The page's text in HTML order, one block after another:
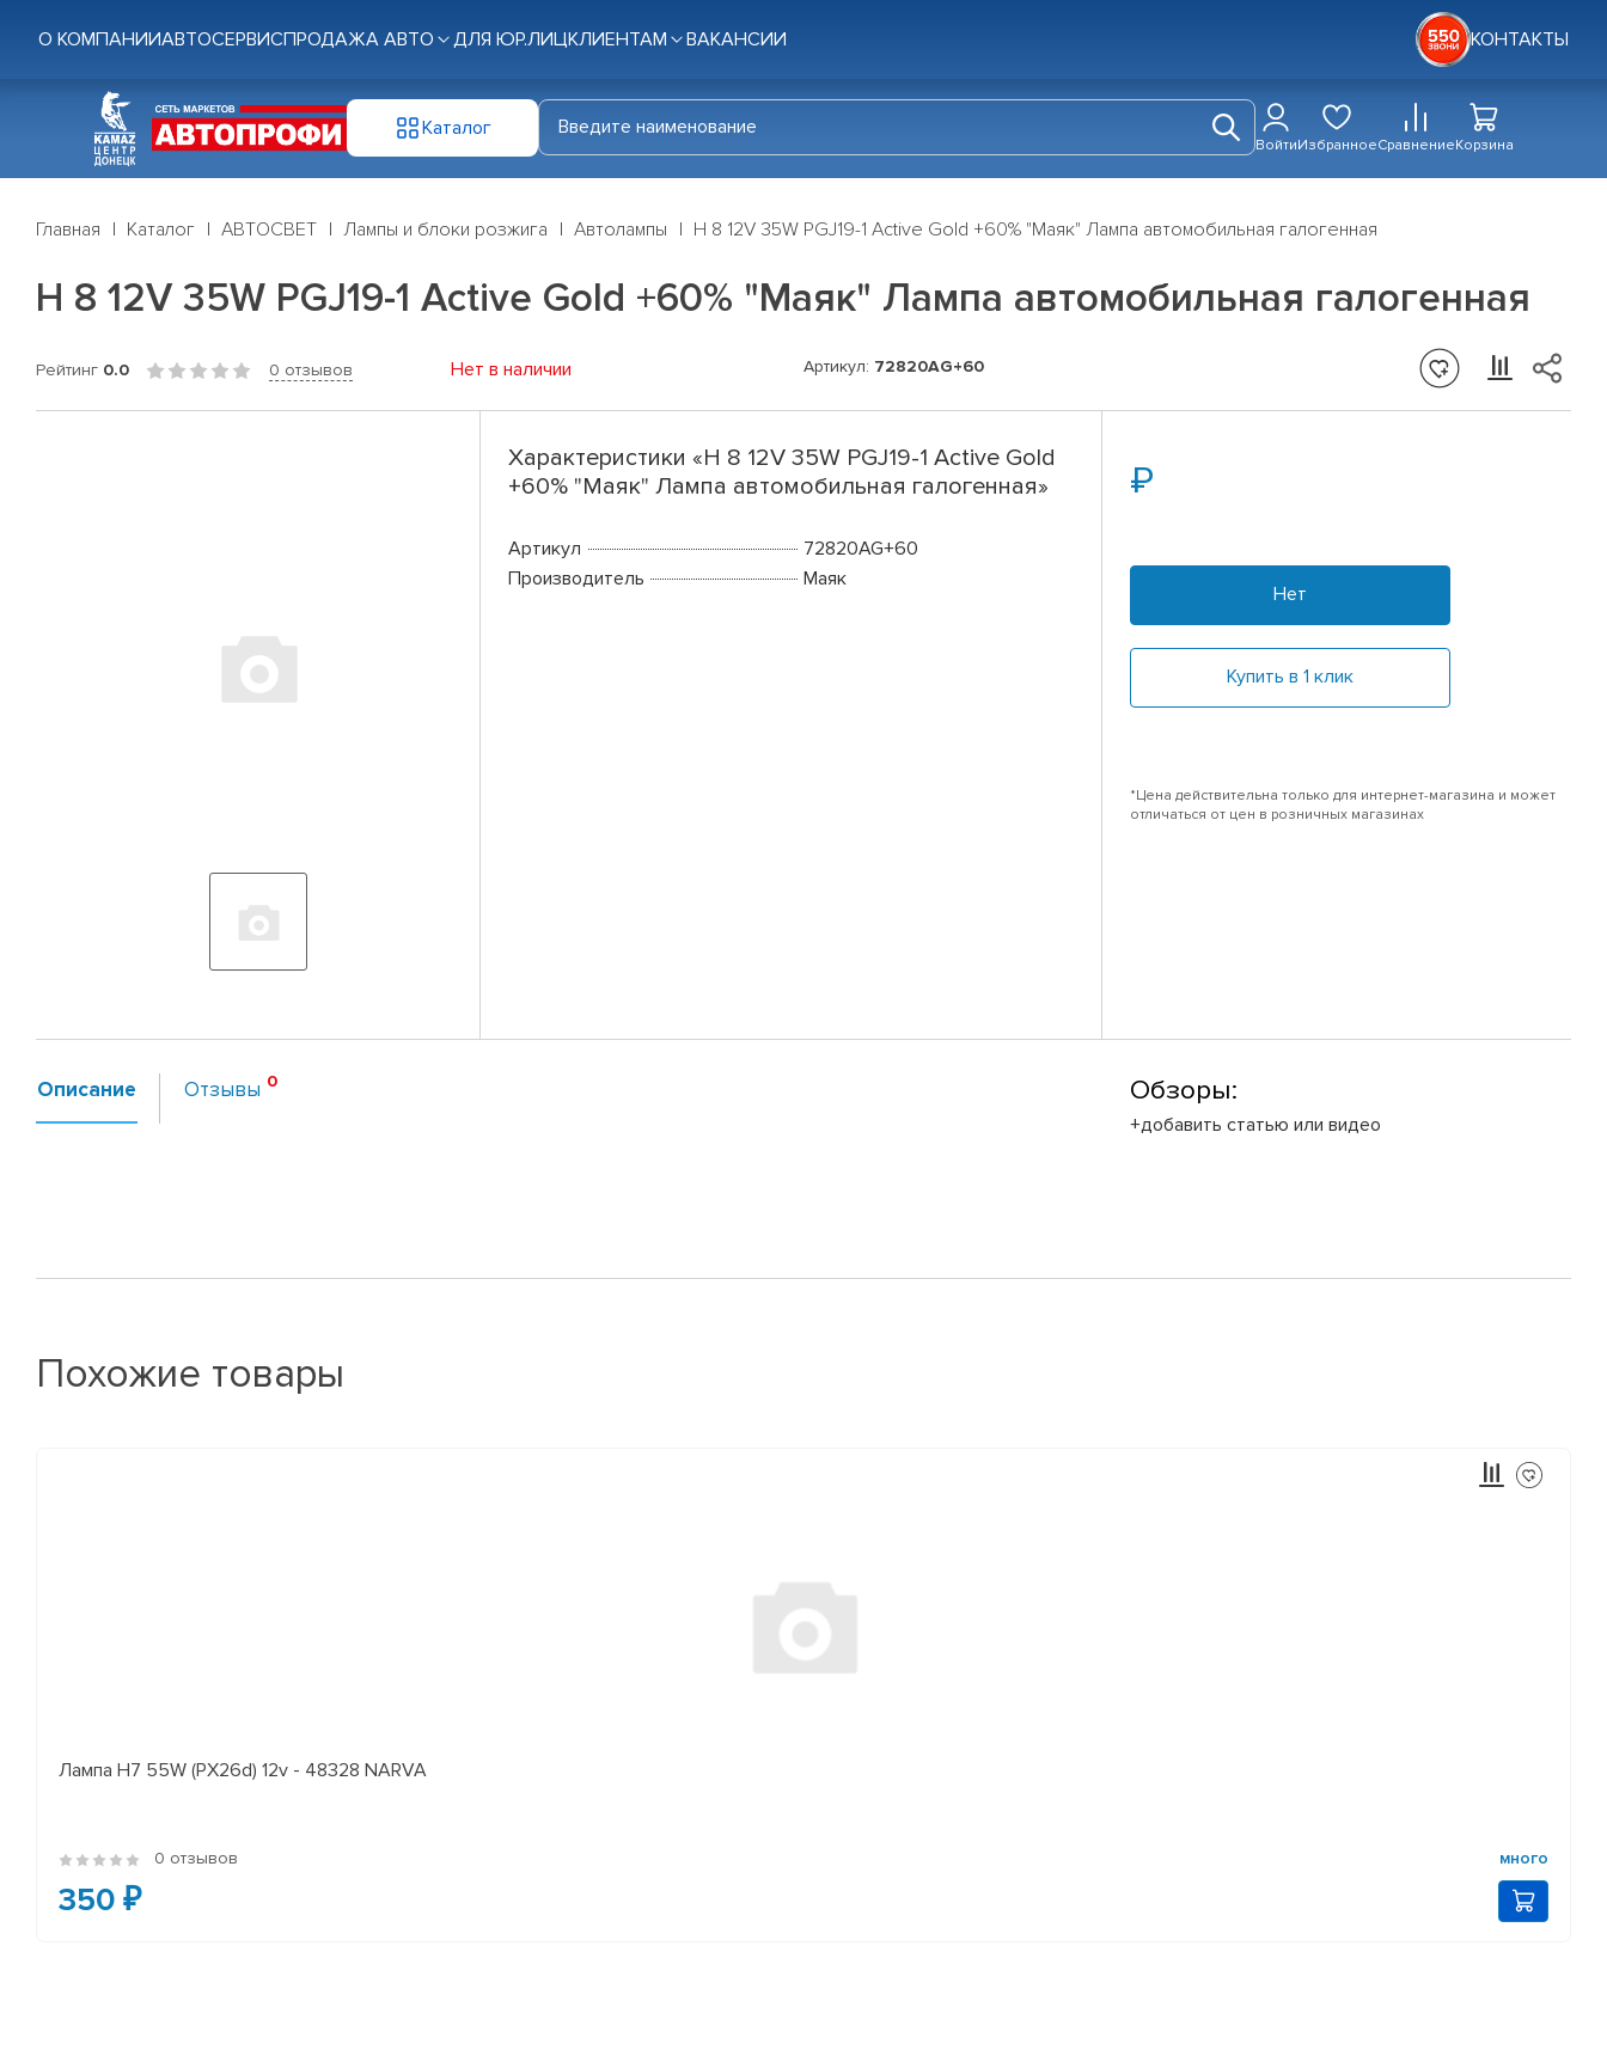
О КОМПАНИИАВТОСЕРВИСПРОДАЖА АВТО ДЛЯ ЮР.ЛИЦКЛИЕНТАМ ВАКАНСИИ КОНТАКТЫ
Каталог
ВойтиИзбранноеСравнениеКорзина
Главная Каталог АВТОСВЕТ Лампы и блоки розжига Автолампы Н 8 12V 35W PGJ19-1 Active Gold +60% "Маяк" Лампа автомобильная галогенная
Н 8 12V 35W PGJ19-1 Active Gold +60% "Маяк" Лампа автомобильная галогенная
Рейтинг 0.0 0 отзывов Нет в наличии Артикул: 72820AG+60
Характеристики «Н 8 12V 35W PGJ19-1 Active Gold
+60% "Маяк" Лампа автомобильная галогенная»
Артикул
72820AG+60
Производитель
Маяк
Нет
Купить в 1 клик
*Цена действительна только для интернет-магазина и может
отличаться от цен в розничных магазинах
Описание Отзывы Обзоры:
+добавить статью или видео
Похожие товары
Лампа H7 55W (PX26d) 12v - 48328 NARVA
0 отзывов много
350 ₽